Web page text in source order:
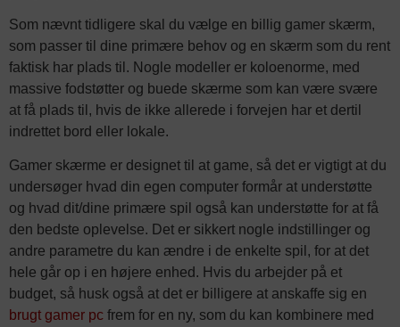
Som nævnt tidligere skal du vælge en billig gamer skærm,
som passer til dine primære behov og en skærm som du rent
faktisk har plads til. Nogle modeller er koloenorme, med
massive fodstøtter og buede skærme som kan være svære
at få plads til, hvis de ikke allerede i forvejen har et dertil
indrettet bord eller lokale.
Gamer skærme er designet til at game, så det er vigtigt at du
undersøger hvad din egen computer formår at understøtte
og hvad dit/dine primære spil også kan understøtte for at få
den bedste oplevelse. Det er sikkert nogle indstillinger og
andre parametre du kan ændre i de enkelte spil, for at det
hele går op i en højere enhed. Hvis du arbejder på et
budget, så husk også at det er billigere at anskaffe sig en
brugt gamer pc frem for en ny, som du kan kombinere med